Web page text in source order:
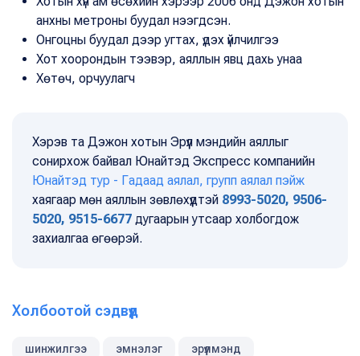
анхны метроны буудал нээгдсэн.
Онгоцны буудал дээр угтах, үдэх үйлчилгээ
Хот хоорондын тээвэр, аяллын явц дахь унаа
Хөтөч, орчуулагч
Хэрэв та Дэжон хотын Эрүүл мэндийн аяллыг
сонирхож байвал Юнайтэд Экспресс компанийн
Юнайтэд тур - Гадаад аялал, групп аялал пэйж
хаягаар мөн аяллын зөвлөхүүдтэй 8993-5020, 9506-
5020, 9515-6677 дугаарын утсаар холбогдож
захиалгаа өгөөрэй.
Холбоотой сэдвүүд
шинжилгээ эмнэлэг эрүүлмэнд